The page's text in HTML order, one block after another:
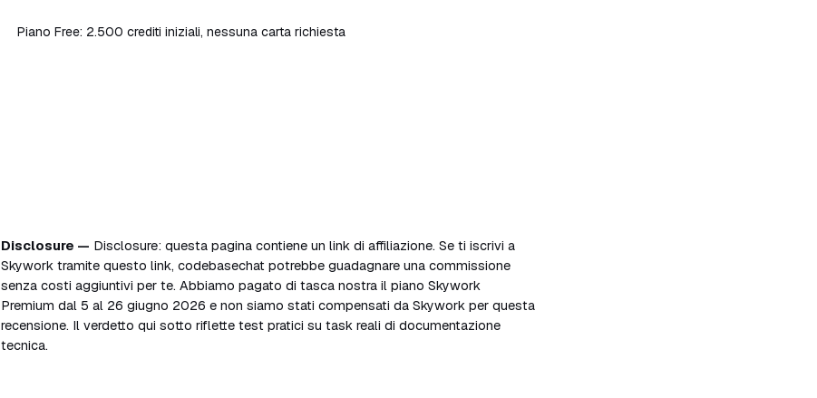
Piano Free: 2.500 crediti iniziali, nessuna carta richiesta
Disclosure — Disclosure: questa pagina contiene un link di affiliazione. Se ti iscrivi a
Skywork tramite questo link, codebasechat potrebbe guadagnare una commissione
senza costi aggiuntivi per te. Abbiamo pagato di tasca nostra il piano Skywork
Premium dal 5 al 26 giugno 2026 e non siamo stati compensati da Skywork per questa
recensione. Il verdetto qui sotto riflette test pratici su task reali di documentazione
tecnica.